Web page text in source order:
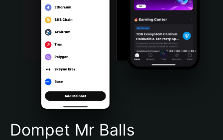
Português (Portugal)
Bahasa Indonesia
Português (Brasil)
Español (Argentina)
Dompet Mr Balls